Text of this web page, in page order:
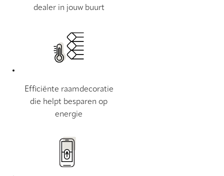
dealer in jouw buurt
Efficiënte raamdecoratie
die helpt besparen op
energie